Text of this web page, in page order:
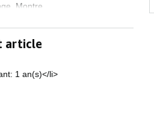
Montre
Silver Button V392 / SR 41
article
1 an(s)</li>